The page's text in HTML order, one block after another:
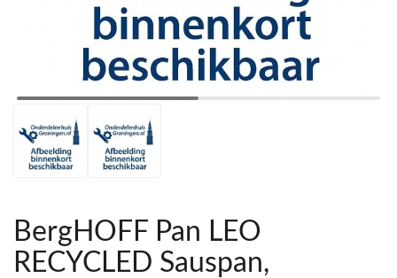
BergHOFF Pan LEO
RECYCLED Sauspan,